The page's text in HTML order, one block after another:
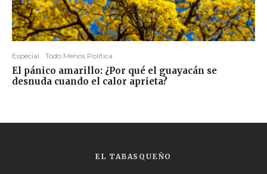
Especial Todo Menos Política
El pánico amarillo: ¿Por qué el guayacán se
desnuda cuando el calor aprieta?
EL TABASQUEÑO